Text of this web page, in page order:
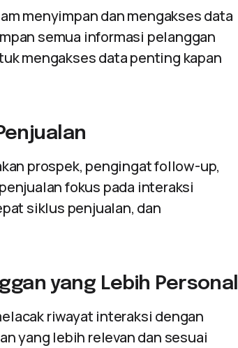
menyimpan dan mengakses data
semua informasi pelanggan
mengakses data penting kapan
prospek, pengingat follow-up,
fokus pada interaksi
siklus penjualan, dan
yang Lebih Personal
riwayat interaksi dengan
yang lebih relevan dan sesuai